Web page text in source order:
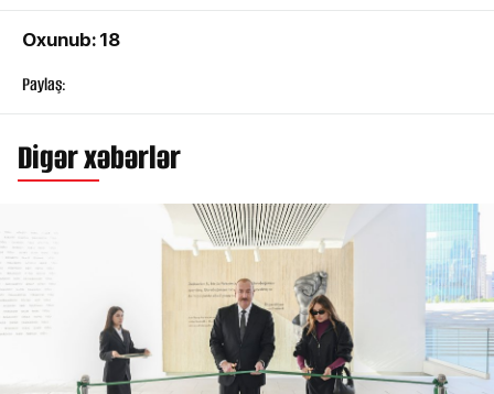
Oxunub: 18
Paylaş:
Digər xəbərlər